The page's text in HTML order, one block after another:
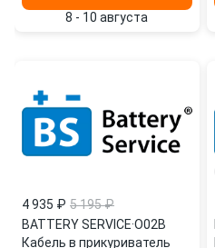
8 - 10 августа
4 935 ₽ 5 195 ₽
BATTERY SERVICE·O02B
Кабель в прикуриватель